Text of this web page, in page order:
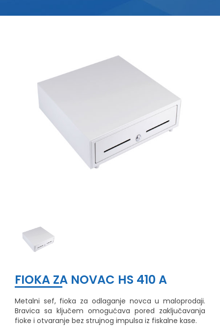
FIOKA ZA NOVAC HS 410 A
Metalni sef, fioka za odlaganje novca u maloprodaji.
Bravica sa ključem omogućava pored zaključavanja
fioke i otvaranje bez strujnog impulsa iz fiskalne kase.